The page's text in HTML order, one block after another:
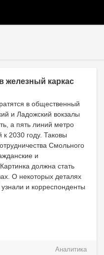
железный каркас
в общественный
и Ладожский вокзалы
а пять линий метро
2030 году. Таковы
Смольного
и
должна стать
О некоторых деталях
и корреспонденты
Аналитика